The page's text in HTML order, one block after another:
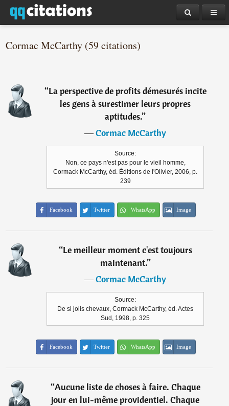
Cormac McCarthy (59 citations)
“La perspective de profits démesurés incite
les gens à surestimer leurs propres
aptitudes.”
―Cormac McCarthy
Source:
Non, ce pays n'est pas pour le vieil homme,
Cormack McCarthy, éd. Éditions de l'Olivier, 2006, p.
239
Facebook Twitter WhatsApp Image
“Le meilleur moment c'est toujours
maintenant.”
―Cormac McCarthy
Source:
De si jolis chevaux, Cormack McCarthy, éd. Actes
Sud, 1998, p. 325
Facebook Twitter WhatsApp Image
“Aucune liste de choses à faire. Chaque
jour en lui-même providentiel. Chaque